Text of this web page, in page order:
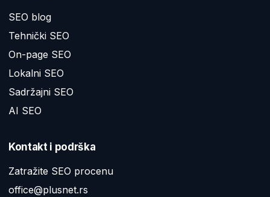
SEO blog
Tehnički SEO
On-page SEO
Lokalni SEO
Sadržajni SEO
AI SEO
Kontakt i podrška
Zatražite SEO procenu
office@plusnet.rs